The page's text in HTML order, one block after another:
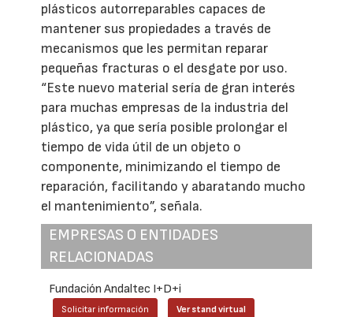
plásticos autorreparables capaces de
mantener sus propiedades a través de
mecanismos que les permitan reparar
pequeñas fracturas o el desgate por uso.
“Este nuevo material sería de gran interés
para muchas empresas de la industria del
plástico, ya que sería posible prolongar el
tiempo de vida útil de un objeto o
componente, minimizando el tiempo de
reparación, facilitando y abaratando mucho
el mantenimiento”, señala.
EMPRESAS O ENTIDADES
RELACIONADAS
Fundación Andaltec I+D+i
Solicitar información Ver stand virtual